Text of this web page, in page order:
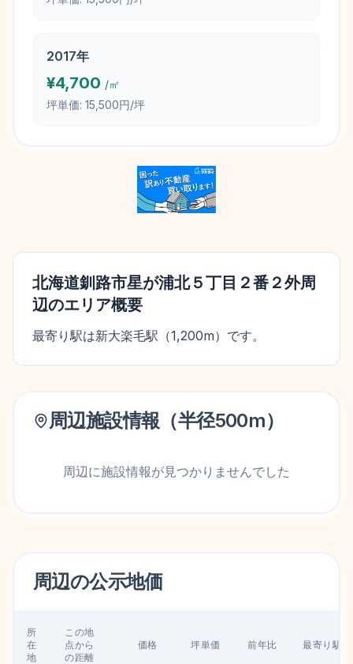
2017年
¥4,700 /㎡
坪単価: 15,500円/坪
北海道釧路市星が浦北５丁目２番２外周
辺のエリア概要
最寄り駅は新大楽毛駅（1,200m）です。
周辺施設情報（半径500m）
周辺に施設情報が見つかりませんでした
周辺の公示地価
所
在
地
この地
点から
の距離
価格 坪単価 前年比 最寄り駅